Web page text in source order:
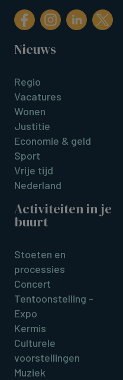
Nieuws
Regio
Vacatures
Wonen
Justitie
Economie & geld
Sport
Vrije tijd
Nederland
Activiteiten in je
buurt
Stoeten en
processies
Concert
Tentoonstelling -
Expo
Kermis
Culturele
voorstellingen
Muziek